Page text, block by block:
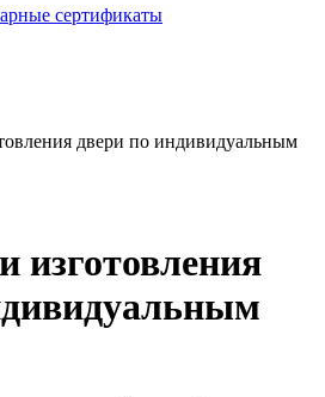
сертификаты
двери по индивидуальным
изготовления